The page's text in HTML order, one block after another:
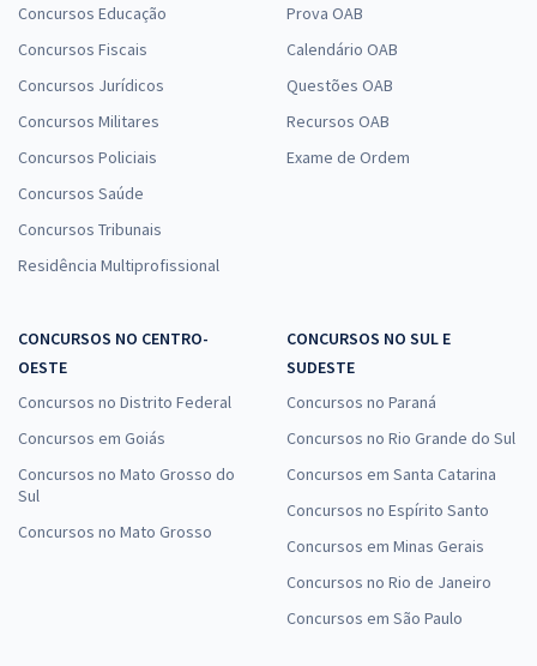
Concursos Educação
Concursos Fiscais
Concursos Jurídicos
Concursos Militares
Concursos Policiais
Concursos Saúde
Concursos Tribunais
Residência Multiprofissional
Prova OAB
Calendário OAB
Questões OAB
Recursos OAB
Exame de Ordem
CONCURSOS NO CENTRO-
OESTE
Concursos no Distrito Federal
Concursos em Goiás
Concursos no Mato Grosso do
Sul
Concursos no Mato Grosso
CONCURSOS NO SUL E
SUDESTE
Concursos no Paraná
Concursos no Rio Grande do Sul
Concursos em Santa Catarina
Concursos no Espírito Santo
Concursos em Minas Gerais
Concursos no Rio de Janeiro
Concursos em São Paulo